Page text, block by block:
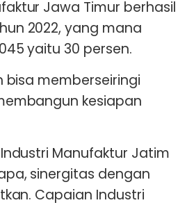
Jawa Timur berhasil
2022, yang mana
yaitu 30 persen.
bisa memberseiringi
kesiapan
Manufaktur Jatim
sinergitas dengan
Capaian Industri